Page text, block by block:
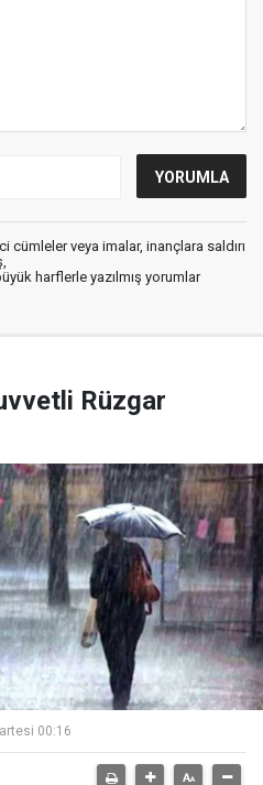
cümleler veya imalar, inançlara saldırı
harflerle yazılmış yorumlar
Rüzgar
00:16